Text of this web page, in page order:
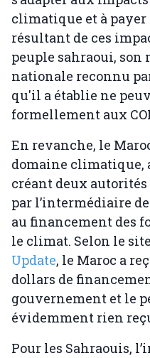
climatique et à payer
résultant de ces
peuple sahraoui,
nationale reconnu
qu'il a établie ne
formellement aux
En revanche, le
domaine climatique,
créant deux
par l’intermédiaire
au financement des
le climat. Selon le
Update, le Maroc a
dollars de
gouvernement et le
évidemment rien
Pour les Sahraouis,